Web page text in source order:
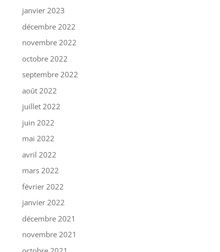
janvier 2023
décembre 2022
novembre 2022
octobre 2022
septembre 2022
août 2022
juillet 2022
juin 2022
mai 2022
avril 2022
mars 2022
février 2022
janvier 2022
décembre 2021
novembre 2021